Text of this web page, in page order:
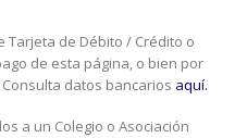
Tarjeta de Débito / Crédito o
de esta página, o bien por
datos bancarios aquí.
a un Colegio o Asociación